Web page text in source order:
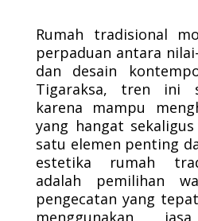
Rumah tradisional
perpaduan antara
dan desain
Tigaraksa, tren ini
karena mampu
yang hangat
satu elemen penting
estetika rumah
adalah pemilihan
pengecatan yang
menggunakan